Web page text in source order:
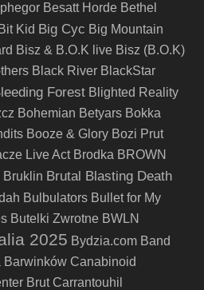
Besatt Horde Bethel
Kid Big Cyc Big Mountain
Bisz & B.O.K live Bisz (B.O.K)
Black River BlackStar
Forest Blighted Reality
Bohemian Betyars Bokka
Booze & Glory Bozi Prut
Live Act Brodka BROWN
Bruklin Brutal Blasting Death
Bulbulators Bullet for My
Butelki Zwrotne BWLN
2025 Bydzia.com Band
Barwinków Canabinoid
Brut Carrantouhil